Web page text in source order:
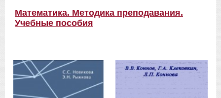
Математика. Методика преподавания.
Учебные пособия